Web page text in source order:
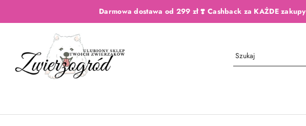
Przejdź do treści głównej
Przejdź do wyszukiwarki
Przejdź do moje konto
Przejdź do menu głównego
Przejdź do opisu produktuDarmowa dostawa od 299 zł ❣️ Cashback za KAŻDE